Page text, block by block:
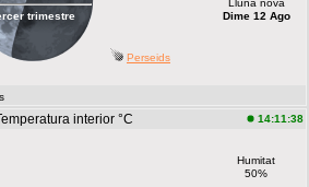
trimestre
Lluna nova
Dime 12 Ago
Perseids
interior °C 14:11:38
Humitat
50%